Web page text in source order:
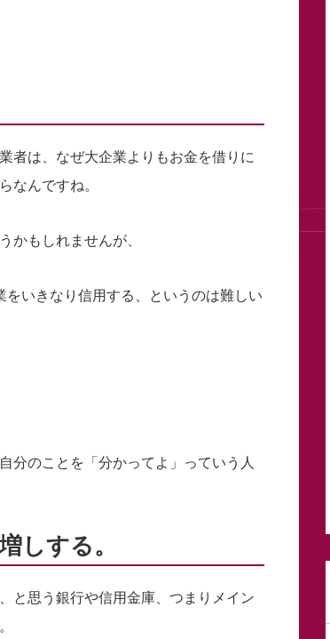
者は、なぜ大企業よりもお金を借りに
なんですね。
かもしれませんが、
いきなり信用する、というのは難しい
分のことを「分かってよ」っていう人
しする。
と思う銀行や信用金庫、つまりメイン